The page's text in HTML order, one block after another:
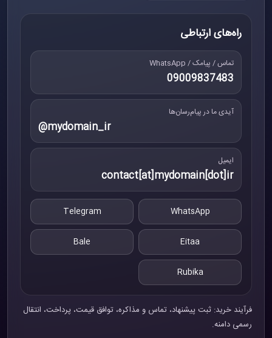
راه‌های ارتباطی
تماس / پیامک / WhatsApp
09009837483
آیدی ما در پیام‌رسان‌ها
@mydomain_ir
ایمیل
contact[at]mydomain[dot]ir
WhatsApp
Telegram
Eitaa
Bale
Rubika
فرآیند خرید: ثبت پیشنهاد، تماس و مذاکره، توافق قیمت، پرداخت، انتقال
رسمی دامنه.